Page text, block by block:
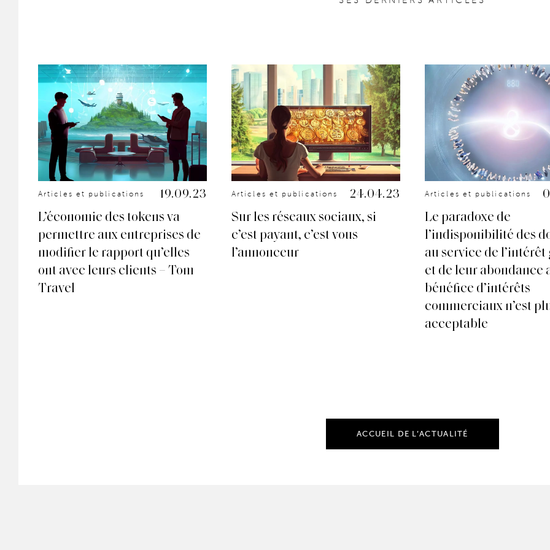
Articles et publications 19.09.23
L’économie des tokens va
permettre aux entreprises de
modifier le rapport qu’elles
ont avec leurs clients – Tom
Travel
Articles et publications 24.04.23
Sur les réseaux sociaux, si
c’est payant, c’est vous
l’annonceur
Articles et publications
Le paradoxe de
l’indisponibilité des
au service de l’intérêt
et de leur abondance
bénéfice d’intérêts
commerciaux n’est
acceptable
ACCUEIL DE L’ACTUALITÉ